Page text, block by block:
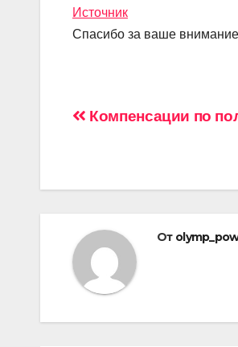
Источник
Спасибо за ваше
Навигация
записям
Компенсации по
От